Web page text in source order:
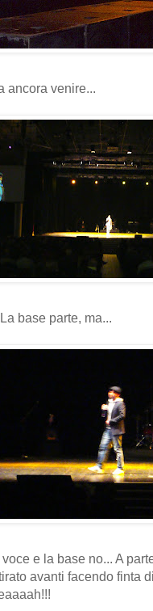
ancora venire...
base parte, ma...
e la base no... A
avanti facendo finta